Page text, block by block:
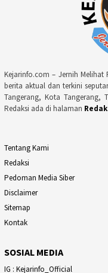
Kejarinfo.com – Jernih
berita aktual dan terkini
Tangerang, Kota Tangerang,
Redaksi ada di halaman
Tentang Kami
Redaksi
Pedoman Media Siber
Disclaimer
Sitemap
Kontak
SOSIAL MEDIA
IG : Kejarinfo_Official